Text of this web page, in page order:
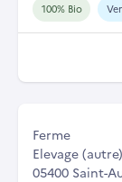
100% Bio
Ferme
Elevage (autre)
05400 Saint-